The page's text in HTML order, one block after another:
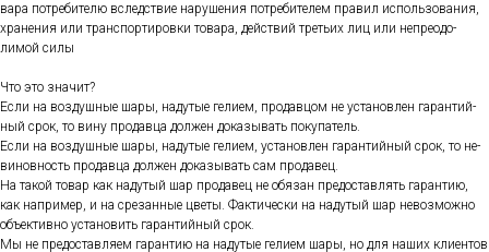
вара пот­ре­бите­лю вследс­твие на­руше­ния пот­ре­бите­лем пра­вил ис­поль­зо­вания,
хра­нения или тран­спор­ти­ров­ки то­вара, дей­ствий треть­их лиц или неп­ре­одо­
лимой си­лы
Что это зна­чит?
Ес­ли на воз­душные ша­ры, на­дутые ге­ли­ем, про­дав­цом не ус­та­нов­лен га­ран­тий­
ный срок, то ви­ну про­дав­ца дол­жен до­казы­вать по­купа­тель.
Ес­ли на воз­душные ша­ры, на­дутые ге­ли­ем, ус­та­нов­лен га­ран­тий­ный срок, то не­
винов­ность про­дав­ца дол­жен до­казы­вать сам про­давец.
На та­кой то­вар как на­дутый шар про­давец не обя­зан пре­дос­тавлять га­ран­тию,
как нап­ри­мер, и на сре­зан­ные цве­ты. Фак­ти­чес­ки на на­дутый шар не­воз­можно
объ­ек­тивно ус­та­новить га­ран­тий­ный срок.
Мы не пре­дос­тавля­ем га­ран­тию на на­дутые ге­ли­ем ша­ры, но для на­ших кли­ен­тов